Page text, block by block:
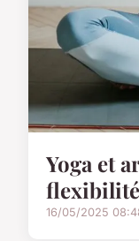
Yoga et
16/05/2025